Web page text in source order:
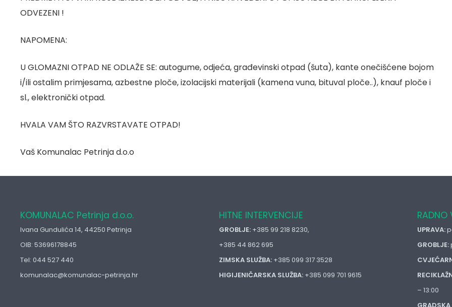
ODVEZENI !
NAPOMENA:
U GLOMAZNI OTPAD NE ODLAŽE SE: autogume, odjeća, građevinski otpad (šuta), kante onečišćene bojom
i/ili ostalim primjesama, azbestne ploče, izolacijski materijali (kamena vuna, bituval ploče..), knauf ploče i
sl., elektronički otpad.
HVALA VAM ŠTO RAZVRSTAVATE OTPAD!
Vaš Komunalac Petrinja d.o.o
KOMUNALAC Petrinja d.o.o.
Ivana Gundulića 14, 44250 Petrinja
OIB: 53696178845
Tel: 044 527 440
komunalac@komunalac-petrinja.hr
HITNE INTERVENCIJE
GROBLJE:+385 99 218 8230,
+385 44 862 695
ZIMSKA SLUŽBA:+385 099 317 3528
HIGIJENIČARSKA SLUŽBA:+385 099 701 9615
RADNO
UPRAVA:
GROBLJE:
– 13:00